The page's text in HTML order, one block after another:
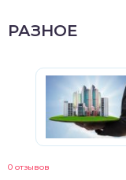
РАЗНОЕ
0 отзывов